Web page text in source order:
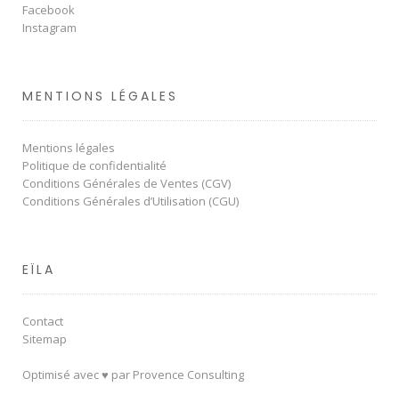
Facebook
Instagram
MENTIONS LÉGALES
Mentions légales
Politique de confidentialité
Conditions Générales de Ventes (CGV)
Conditions Générales d’Utilisation (CGU)
EÏLA
Contact
Sitemap
Optimisé avec ♥ par Provence Consulting